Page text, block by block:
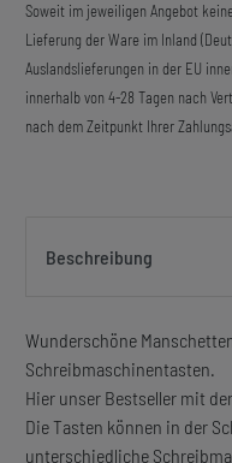
Soweit im jeweiligen Angebot
Lieferung der Ware im Inland
Auslandslieferungen in der EU
innerhalb von 4-28 Tagen nach
nach dem Zeitpunkt Ihrer
Beschreibung
Wunderschöne
Schreibmaschinentasten.
Hier unser Bestseller mit
Die Tasten können in der
unterschiedliche